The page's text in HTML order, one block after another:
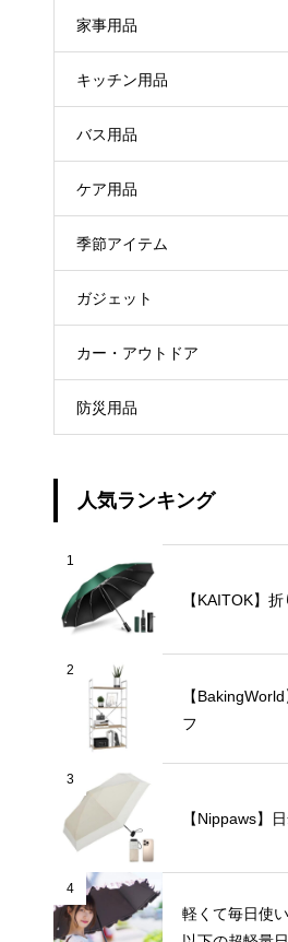
家事用品
キッチン用品
バス用品
ケア用品
季節アイテム
ガジェット
カー・アウトドア
防災用品
人気ランキング
1
【KAITOK】
2
【
フ
3
【Nippaws】
4
軽くて毎日使